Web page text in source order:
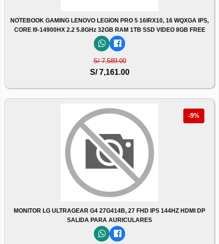
NOTEBOOK GAMING LENOVO LEGION PRO 5 16IRX10, 16 WQXGA IPS,
CORE I9-14900HX 2.2 5.8GHz 32GB RAM 1TB SSD VIDEO 8GB FREE
S/ 7,589.00
S/ 7,161.00
-9%
MONITOR LG ULTRAGEAR G4 27G414B, 27 FHD IPS 144HZ HDMI DP
SALIDA PARA AURICULARES